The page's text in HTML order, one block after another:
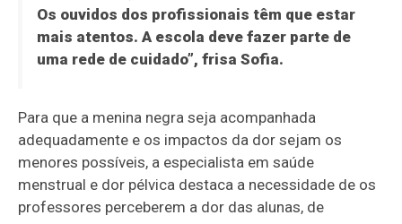
Os ouvidos dos profissionais têm que estar
mais atentos. A escola deve fazer parte de
uma rede de cuidado”, frisa Sofia.
Para que a menina negra seja acompanhada
adequadamente e os impactos da dor sejam os
menores possíveis, a especialista em saúde
menstrual e dor pélvica destaca a necessidade de os
professores perceberem a dor das alunas, de